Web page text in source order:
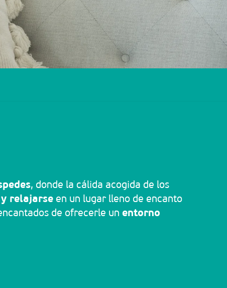
, donde la cálida acogida de los
relajarse en un lugar lleno de encanto
de ofrecerle un entorno